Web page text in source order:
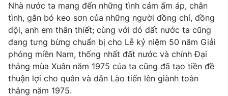
Video Shorts video
VTV Money VTV Thể thao
VTV Sức khoẻ Bất động sản
Nhà nước ta mang đến những tình cảm ấm áp, chân
tình, gắn bó keo sơn của những người đồng chí, đồng
đội, anh em thân thiết; cùng với đó đất nước ta cũng
đang tưng bừng chuẩn bị cho Lễ kỷ niệm 50 năm Giải
phóng miền Nam, thống nhất đất nước và chính Đại
thắng mùa Xuân năm 1975 của ta cũng đã tạo tiền đề
thuận lợi cho quân và dân Lào tiến lên giành toàn
thắng năm 1975.